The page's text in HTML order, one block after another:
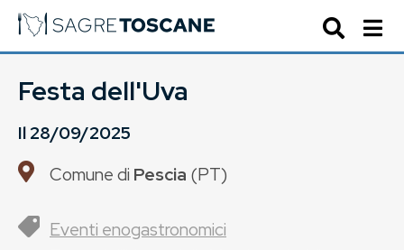
Festa dell'Uva
Il28/09/2025
Comune di Pescia (PT)
Eventi enogastronomici